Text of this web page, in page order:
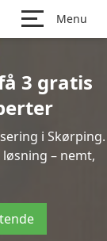
Menu
3 gratis
i Skørping.
– nemt,